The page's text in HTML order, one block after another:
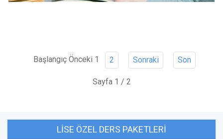
Başlangıç Önceki 1 2 Sonraki Son
Sayfa 1 / 2
LISE ÖZEL DERS PAKETLERI